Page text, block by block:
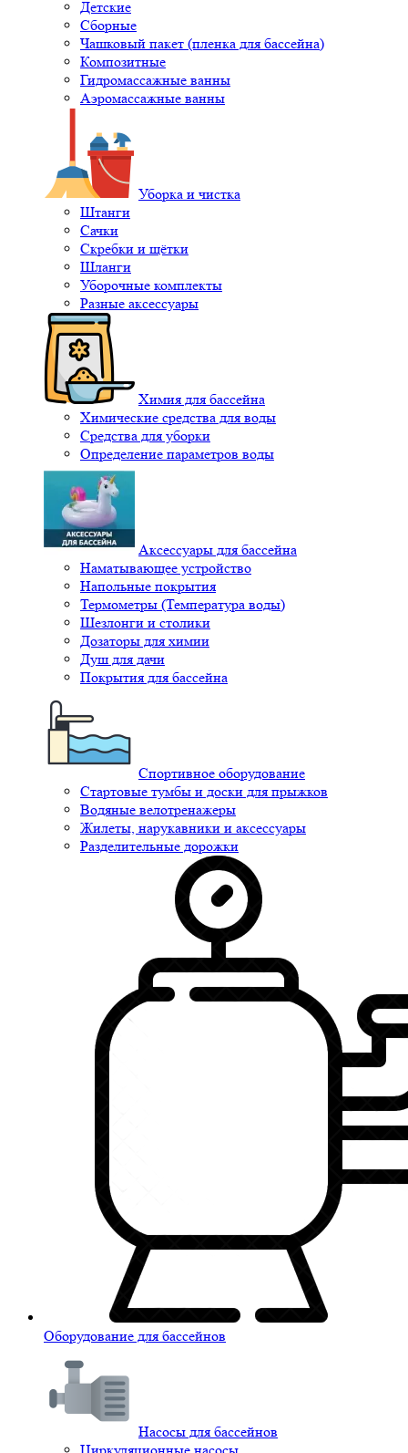
Детские
Сборные
Чашковый пакет (пленка для бассейна)
Композитные
Гидромассажные ванны
Аэромассажные ванны
Уборка и чистка
Штанги
Сачки
Скребки и щётки
Шланги
Уборочные комплекты
Разные аксессуары
Химия для бассейна
Химические средства для воды
Средства для уборки
Определение параметров воды
Аксессуары для бассейна
Наматывающее устройство
Напольные покрытия
Термометры (Температура воды)
Шезлонги и столики
Дозаторы для химии
Душ для дачи
Покрытия для бассейна
Спортивное оборудование
Стартовые тумбы и доски для прыжков
Водяные велотренажеры
Жилеты, нарукавники и аксессуары
Разделительные дорожки
Оборудование для бассейнов
Насосы для бассейнов